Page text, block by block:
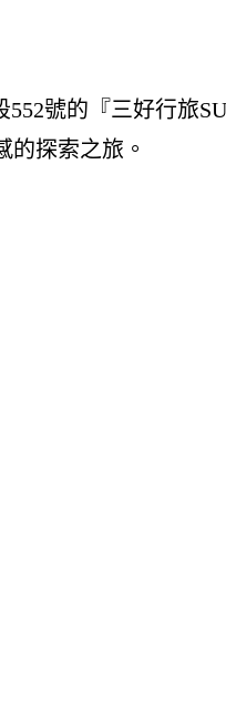
號的『三好行旅
探索之旅。